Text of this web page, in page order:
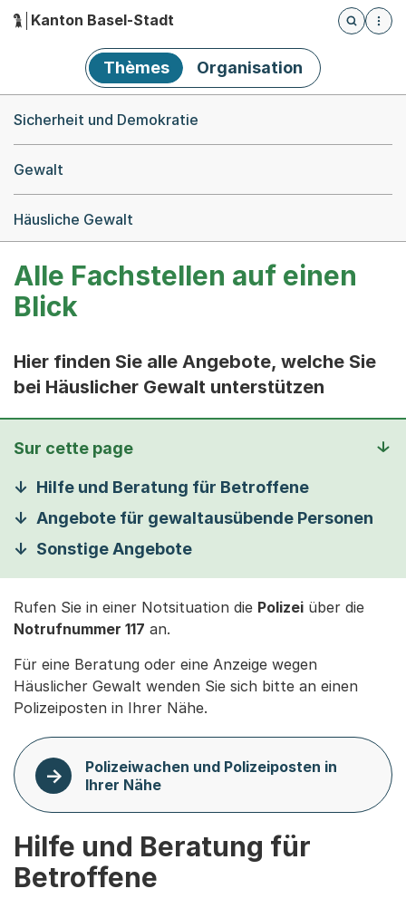
Hauptnavigation
Kanton Basel-Stadt
Öffnet
Thèmes Organisation
Sicherheit und Demokratie
Gewalt
Häusliche Gewalt
Alle Fachstellen auf einen
Blick
Hier finden Sie alle Angebote, welche Sie
bei Häuslicher Gewalt unterstützen
Sur cette page
Hilfe und Beratung für Betroffene
Angebote für gewaltausübende Personen
Sonstige Angebote
Rufen Sie in einer Notsituation die Polizei über die
Notrufnummer 117 an.
Für eine Beratung oder eine Anzeige wegen
Häuslicher Gewalt wenden Sie sich bitte an einen
Polizeiposten in Ihrer Nähe.
Polizeiwachen und Polizeiposten in
Ihrer Nähe
Hilfe und Beratung für
Betroffene